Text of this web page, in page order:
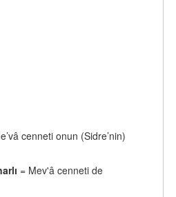
cenneti onun (Sidre’nin)
= Mev'â cenneti de